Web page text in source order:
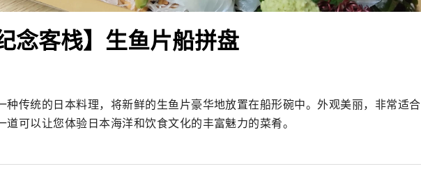
念客栈】生鱼片船拼盘
种传统的日本料理，将新鲜的生鱼片豪华地放置在船形碗中。外观美丽，非常适合
道可以让您体验日本海洋和饮食文化的丰富魅力的菜肴。